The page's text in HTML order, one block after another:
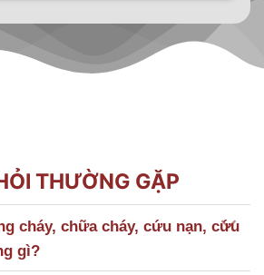
THƯỜNG GẶP
cháy, chữa cháy, cứu nạn, cứu
gì?